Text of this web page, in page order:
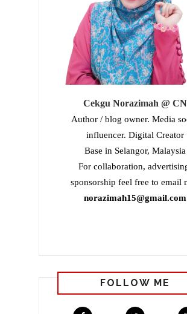
Cekgu Norazimah @ CN
Author / blog owner. Media
influencer. Digital Creator
Base in Selangor, Malaysia
For collaboration,
sponsorship feel free to email
norazimah15@gmail.com
FOLLOW ME